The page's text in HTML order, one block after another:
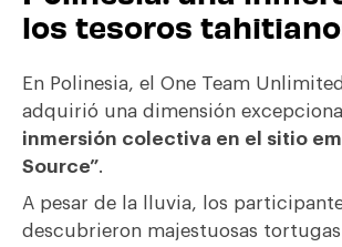
los tesoros
En Polinesia, el One Team
adquirió una dimensión
inmersión colectiva en el sitio
Source”.
A pesar de la lluvia, los
descubrieron majestuosas